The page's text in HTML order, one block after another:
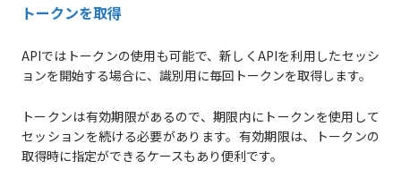
トークンを取得
APIではトークンの使用も可能で、新しくAPIを利用したセッシ
ョンを開始する場合に、識別用に毎回トークンを取得します。
トークンは有効期限があるので、期限内にトークンを使用して
セッションを続ける必要があります。有効期限は、トークンの
取得時に指定ができるケースもあり便利です。